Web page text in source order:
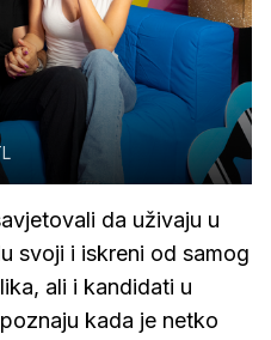
da uživaju u
svoji i iskreni od samog
ali i kandidati u
kada je netko